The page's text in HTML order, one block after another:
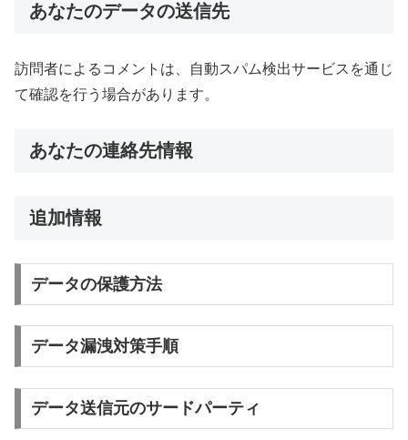
あなたのデータの送信先
訪問者によるコメントは、自動スパム検出サービスを通じ
て確認を行う場合があります。
あなたの連絡先情報
追加情報
データの保護方法
データ漏洩対策手順
データ送信元のサードパーティ